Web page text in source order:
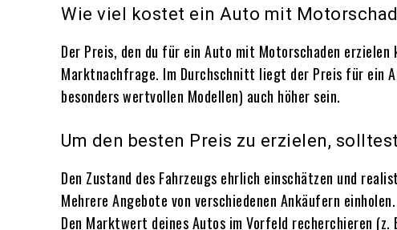
Wie viel kostet ein Auto mit
Der Preis, den du für ein Auto mit Motorschaden
Marktnachfrage. Im Durchschnitt liegt der Preis für ein
besonders wertvollen Modellen) auch höher sein.
Um den besten Preis zu erzielen,
Den Zustand des Fahrzeugs ehrlich einschätzen und
Mehrere Angebote von verschiedenen Ankäufern einholen.
Den Marktwert deines Autos im Vorfeld recherchieren